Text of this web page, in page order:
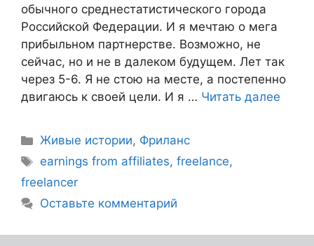
обычного среднестатистического города
Российской Федерации. И я мечтаю о мега
прибыльном партнерстве. Возможно, не
сейчас, но и не в далеком будущем. Лет так
через 5-6. Я не стою на месте, а постепенно
двигаюсь к своей цели. И я … Читать далее
Живые истории, Фриланс
earnings from affiliates,freelance,
freelancer
Оставьте комментарий